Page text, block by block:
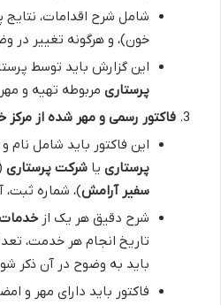
شامل شرح اقدامات،
خون)، و هرگونه تغییر در
این گزارش باید توسط
پرستاری مربوطه تهیه و
فاکتور رسمی و مهر شده از مرکز
این فاکتور باید شامل
پرستاری یا شرکت پرستاری
سفیر آرامش)، شماره
شرح دقیق هر یک از خدمات
تاریخ انجام هر خدمت،
باید به وضوح در آن ذکر
فاکتور باید دارای مهر و